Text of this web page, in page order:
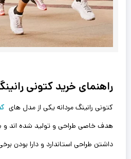
راهنمای خرید کتونی
کتونی رانینگ مردانه یکی از مدل های
هدف خاصی طراحی و تولید شده اند و
داشتن طراحی استاندارد و دارا بودن